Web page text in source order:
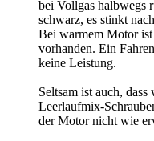
bei Vollgas halbwegs
schwarz, es stinkt
Bei warmem Motor ist
vorhanden. Ein
keine Leistung.
Seltsam ist auch,
Leerlaufmix-
der Motor nicht wie